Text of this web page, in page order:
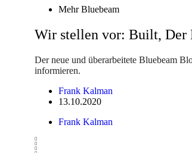
Mehr Bluebeam
Wir stellen vor: Built, Der
Der neue und überarbeitete Bluebeam
informieren.
Frank Kalman
13.10.2020
Frank Kalman